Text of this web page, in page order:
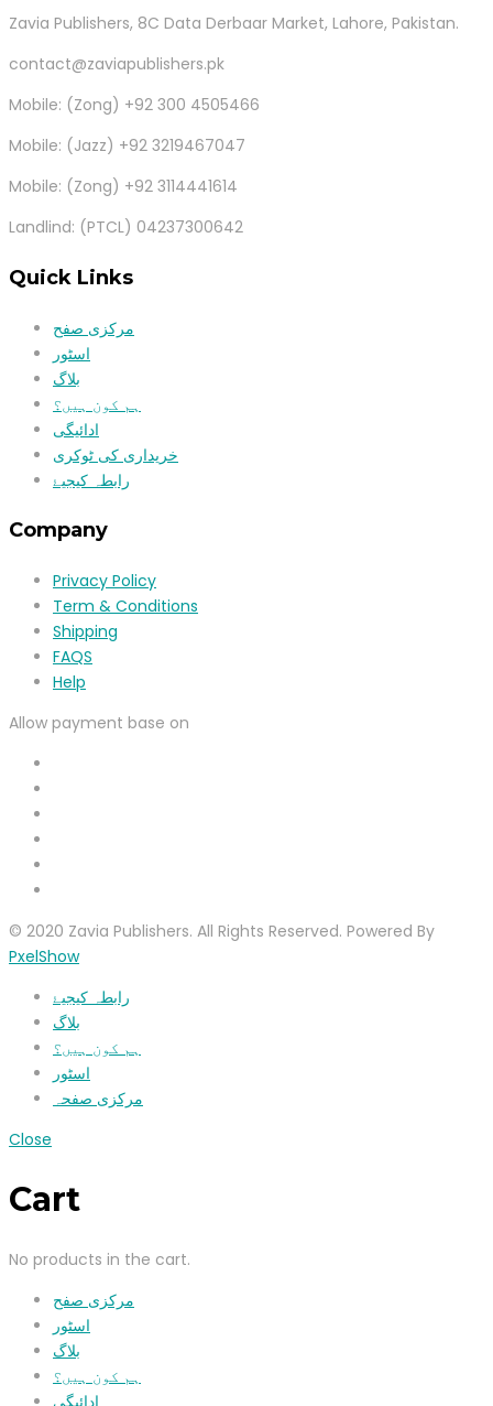
Zavia Publishers, 8C Data Derbaar Market, Lahore, Pakistan.
contact@zaviapublishers.pk
Mobile: (Zong) +92 300 4505466
Mobile: (Jazz) +92 3219467047
Mobile: (Zong) +92 3114441614
Landlind: (PTCL) 04237300642
Quick Links
مرکزی صفح
اسٹور
بلاگ
ہم کون ہیں؟
ادائیگی
خریداری کی ٹوکری
رابطہ کیجیۓ
Company
Privacy Policy
Term & Conditions
Shipping
FAQS
Help
Allow payment base on
© 2020 Zavia Publishers. All Rights Reserved. Powered By
PxelShow
رابطہ کیجیۓ
بلاگ
ہم کون ہیں؟
اسٹور
مرکزی صفحہ
Close
Cart
No products in the cart.
مرکزی صفح
اسٹور
بلاگ
ہم کون ہیں؟